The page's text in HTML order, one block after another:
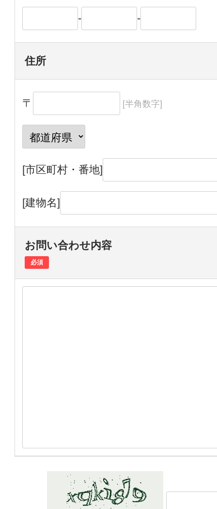
- -
住所
〒 [半角数字]
[市区町村・番地]
[建物名]
お問い合わせ内容
必須